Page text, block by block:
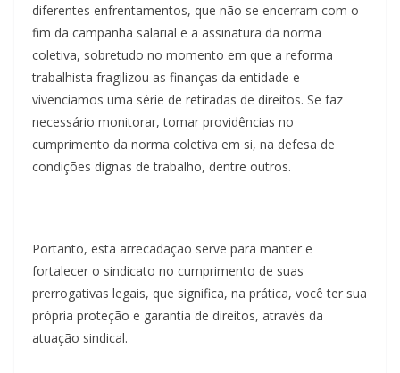
diferentes enfrentamentos, que não se encerram com o
fim da campanha salarial e a assinatura da norma
coletiva, sobretudo no momento em que a reforma
trabalhista fragilizou as finanças da entidade e
vivenciamos uma série de retiradas de direitos. Se faz
necessário monitorar, tomar providências no
cumprimento da norma coletiva em si, na defesa de
condições dignas de trabalho, dentre outros.
Portanto, esta arrecadação serve para manter e
fortalecer o sindicato no cumprimento de suas
prerrogativas legais, que significa, na prática, você ter sua
própria proteção e garantia de direitos, através da
atuação sindical.